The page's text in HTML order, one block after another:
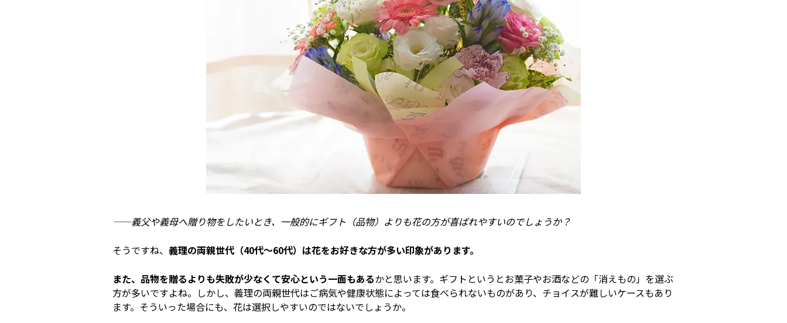
――義父や義母へ贈り物をしたいとき、一般的にギフト（品物）よりも花の方が喜ばれやすいのでしょうか？
そうですね、 義理の両親世代（40代～60代）は花をお好きな方が多い印象があります。
また、品物を贈るよりも失敗が少なくて安心という一面もあるかと思います。ギフトというとお菓子やお酒などの「消えもの」を選ぶ
方が多いですよね。しかし、義理の両親世代はご病気や健康状態によっては食べられないものがあり、チョイスが難しいケースもあり
ます。そういった場合にも、花は選択しやすいのではないでしょうか。